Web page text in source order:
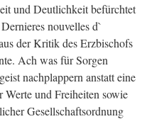
und Deutlichkeit befürchtet
nouvelles d`
der Kritik des Erzbischofs
Ach was für Sorgen
nachplappern anstatt eine
und Freiheiten sowie
Gesellschaftsordnung